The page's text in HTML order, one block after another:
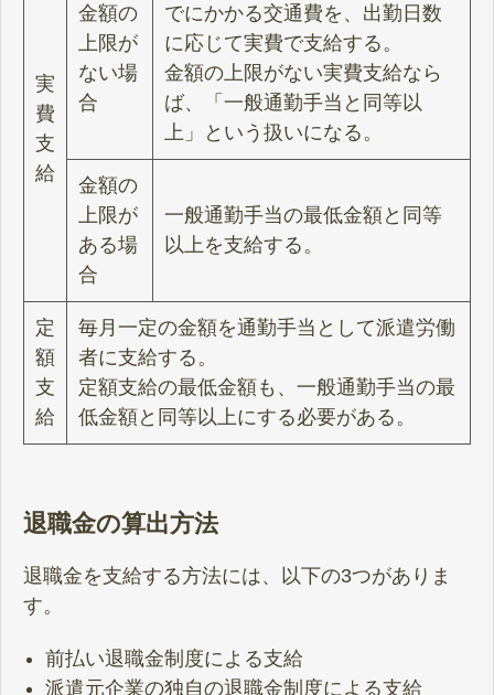
実
費
支
給
金額の
上限が
ない場
合
でにかかる交通費を、出勤日数
に応じて実費で支給する。
金額の上限がない実費支給なら
ば、「一般通勤手当と同等以
上」という扱いになる。
金額の
上限が
ある場
合
一般通勤手当の最低金額と同等
以上を支給する。
定
額
支
給
毎月一定の金額を通勤手当として派遣労働
者に支給する。
定額支給の最低金額も、一般通勤手当の最
低金額と同等以上にする必要がある。
退職金の算出方法
退職金を支給する方法には、以下の3つがありま
す。
前払い退職金制度による支給
派遣元企業の独自の退職金制度による支給